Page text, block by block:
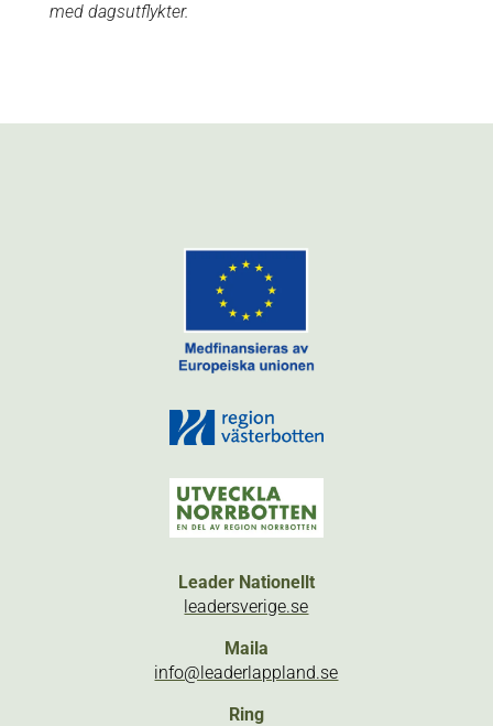
med dagsutflykter.
Leader Nationellt
leadersverige.se
Maila
info@leaderlappland.se
Ring